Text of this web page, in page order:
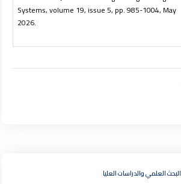
Systems, volume 19, issue 5, pp. 985-1004, May
2026.
البحث العلمي والدراسات العليا